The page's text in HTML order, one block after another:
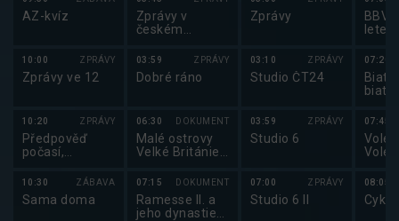
AZ-kvíz
10:00 ZPRÁVY
Zprávy ve 12
10:20 ZPRÁVY
Předpověď
počasí,
zprávy,
Události v
regionech plus
10:30 ZÁBAVA
Sama doma
Zprávy v
českém
jazyce
03:59 ZPRÁVY
Dobré ráno
06:30 DOKUMENT
Malé ostrovy
Velké Británie
07:15 DOKUMENT
Ramesse II. a
jeho dynastie
Zprávy
03:10 ZPRÁVY
Studio ČT24
03:59 ZPRÁVY
Studio 6
07:00 ZPRÁVY
Studio 6 II
BBV
07:20
07:45
08:05